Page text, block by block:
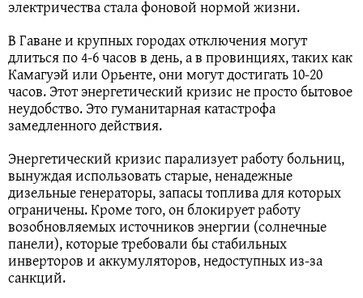
электричества стала фоновой нормой жизни.
В Гаване и крупных городах отключения могут
длиться по 4-6 часов в день, а в провинциях, таких как
Камагуэй или Орьенте, они могут достигать 10-20
часов. Этот энергетический кризис не просто бытовое
неудобство. Это гуманитарная катастрофа
замедленного действия.
Энергетический кризис парализует работу больниц,
вынуждая использовать старые, ненадежные
дизельные генераторы, запасы топлива для которых
ограничены. Кроме того, он блокирует работу
возобновляемых источников энергии (солнечные
панели), которые требовали бы стабильных
инверторов и аккумуляторов, недоступных из-за
санкций.